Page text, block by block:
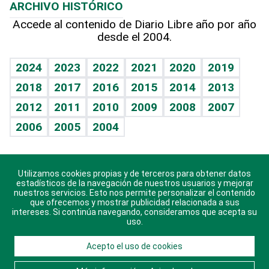
Hablando con el pediatra
Vida y familia
Eñe
Celebrando la vida
Sin complejos
En pocas palabras
Escuchando al corazón
Economía Personal
Línea de hit
BRV
TBT Deportivo
Más firmas
Hecho en casa
Guía del dinero
Cumpleaños
Horóscopos
Juegos
ARCHIVO HISTÓRICO
Accede al contenido de Diario Libre año por año
desde el 2004.
2024 2023 2022 2021 2020
2019
2018
2017 2016 2015 2014
2013
2012
2011 2010 2009 2008
2007
2006
2005 2004
Descarga nuestras aplicaciones para Android, iOS y
sistema Huawei.
© 2021 Diario Libre, todos los derechos reservados.
Utilizamos cookies propias y de terceros para obtener datos
estadísticos de la navegación de nuestros usuarios y mejorar
nuestros servicios. Esto nos permite personalizar el contenido
que ofrecemos y mostrar publicidad relacionada a sus
intereses. Si continúa navegando, consideramos que acepta su
uso.
Acepto el uso de cookies